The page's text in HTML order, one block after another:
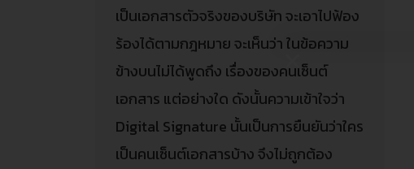
เป็นเอกสารตัวจริงของบริษัท จะเอาไปฟ้อง
ร้องได้ตามกฎหมาย จะเห็นว่า ในข้อความ
ข้างบนไม่ได้พูดถึง เรื่องของคนเซ็นต์
เอกสาร แต่อย่างใด ดังนั้นความเข้าใจว่า
Digital Signature นั้นเป็นการยืนยันว่าใคร
เป็นคนเซ็นต์เอกสารบ้าง จึงไม่ถูกต้อง